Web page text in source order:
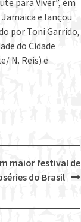
para Viver”, em
Jamaica e lançou
por Toni Garrido,
do Cidade
N. Reis) e
maior festival de
do Brasil